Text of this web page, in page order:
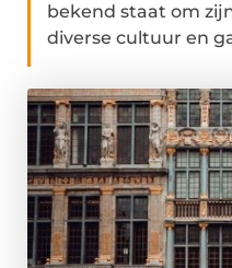
bekend staat om
diverse cultuur en